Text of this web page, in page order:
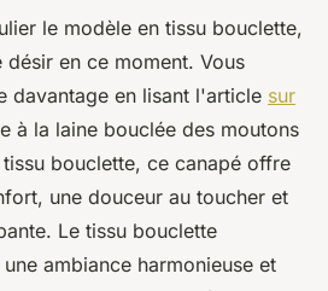
le modèle en tissu bouclette,
en ce moment. Vous
davantage en lisant l'article sur
à la laine bouclée des moutons
bouclette, ce canapé offre
une douceur au toucher et
Le tissu bouclette
ambiance harmonieuse et